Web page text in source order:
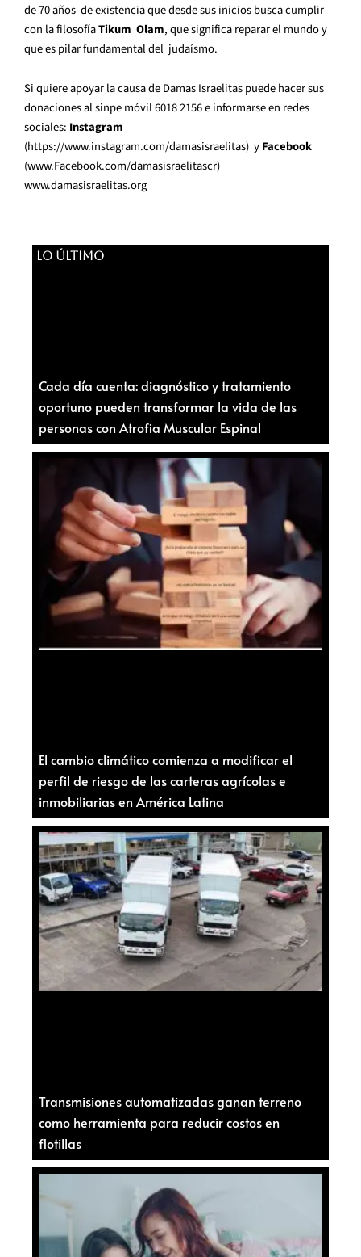
de 70 años de existencia que desde sus inicios busca cumplir
con la filosofíaTikum Olam, que significa reparar el mundo y
que es pilar fundamental del judaísmo.
Si quiere apoyar la causa de Damas Israelitas puede hacer sus
donaciones al sinpe móvil 6018 2156 e informarse en redes
sociales: Instagram
(https://www.instagram.com/damasisraelitas) yFacebook
(www.Facebook.com/damasisraelitascr)
www.damasisraelitas.org
LO ÚLTIMO
Cada día cuenta: diagnóstico y tratamiento
oportuno pueden transformar la vida de las
personas con Atrofia Muscular Espinal
El cambio climático comienza a modificar el
perfil de riesgo de las carteras agrícolas e
inmobiliarias en América Latina
Transmisiones automatizadas ganan terreno
como herramienta para reducir costos en
flotillas